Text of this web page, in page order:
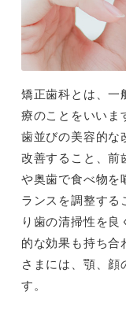
矯正歯科とは、一
療のことをいいま
歯並びの美容的な
改善すること、前
や奥歯で食べ物を
ランスを調整する
り歯の清掃性を
的な効果も持ち合
さまには、顎、顔
す。